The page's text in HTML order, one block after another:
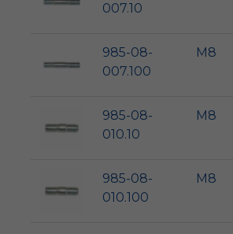
007.10
985-08-
007.100
M8
985-08-
010.10
M8
985-08-
010.100
M8